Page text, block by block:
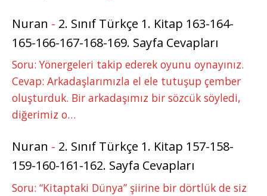
Nuran - 2. Sınıf Türkçe 1. Kitap 163-164-
165-166-167-168-169. Sayfa Cevapları
Soru: Yönergeleri takip ederek oyunu oynayınız.
Cevap: Arkadaşlarımızla el ele tutuşup çember
oluşturduk. Bir arkadaşımız bir sözcük söyledi,
diğerimiz o…
Nuran - 2. Sınıf Türkçe 1. Kitap 157-158-
159-160-161-162. Sayfa Cevapları
Soru: “Kitaptaki Dünya” şiirine bir dörtlük de siz